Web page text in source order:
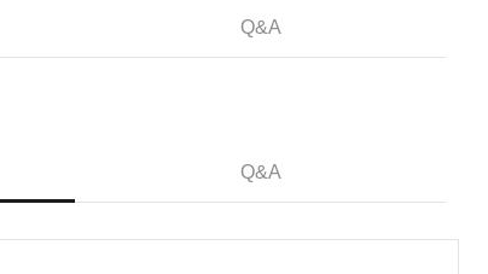
Q&A
Q&A